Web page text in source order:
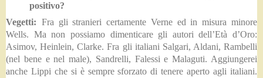
positivo?
Vegetti: Fra gli stranieri certamente Verne ed in misura minore
Wells. Ma non possiamo dimenticare gli autori dell’Età d’Oro:
Asimov, Heinlein, Clarke. Fra gli italiani Salgari, Aldani, Rambelli
(nel bene e nel male), Sandrelli, Falessi e Malaguti. Aggiungerei
anche Lippi che si è sempre sforzato di tenere aperto agli italiani.